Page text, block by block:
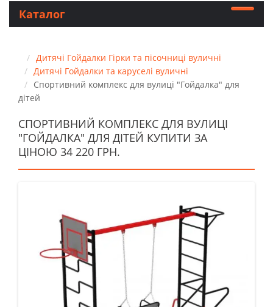
Каталог
Дитячі Гойдалки Гірки та пісочниці вуличні
Дитячі Гойдалки та каруселі вуличні
Спортивний комплекс для вулиці "Гойдалка" для
дітей
СПОРТИВНИЙ КОМПЛЕКС ДЛЯ ВУЛИЦІ
"ГОЙДАЛКА" ДЛЯ ДІТЕЙ КУПИТИ ЗА
ЦІНОЮ 34 220 ГРН.